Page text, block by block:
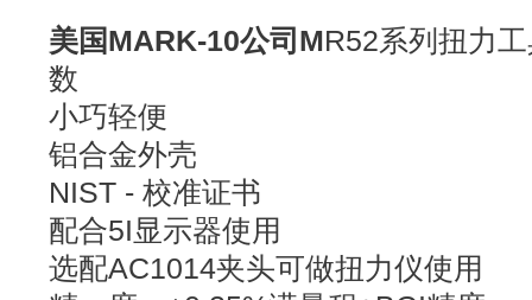
美国MARK-10公司MR52系列扭力
数
小巧轻便
铝合金外壳
NIST - 校准证书
配合5I显示器使用
选配AC1014夹头可做扭力仪使用